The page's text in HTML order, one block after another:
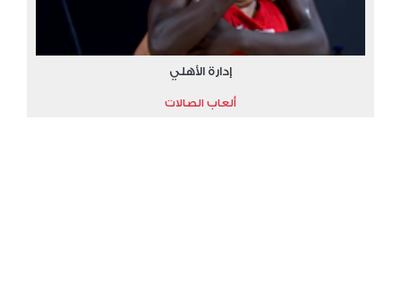
إدارة الأهلي
ألعاب الصالات